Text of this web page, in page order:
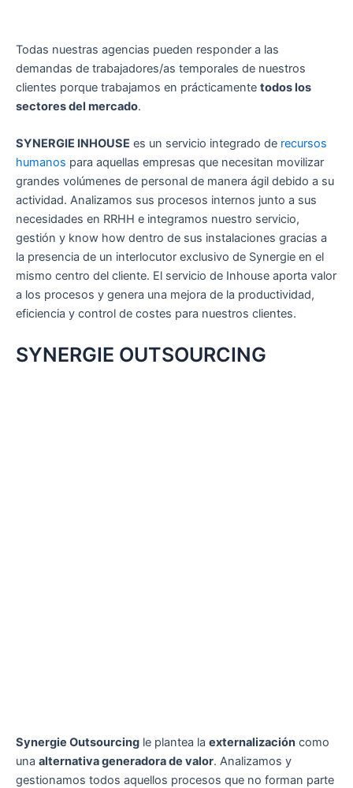
Todas nuestras agencias pueden responder a las
demandas de trabajadores/as temporales de nuestros
clientes porque trabajamos en prácticamente todos los
sectores del mercado.
SYNERGIE INHOUSE es un servicio integrado de recursos
humanos para aquellas empresas que necesitan movilizar
grandes volúmenes de personal de manera ágil debido a su
actividad. Analizamos sus procesos internos junto a sus
necesidades en RRHH e integramos nuestro servicio,
gestión y know how dentro de sus instalaciones gracias a
la presencia de un interlocutor exclusivo de Synergie en el
mismo centro del cliente. El servicio de Inhouse aporta valor
a los procesos y genera una mejora de la productividad,
eficiencia y control de costes para nuestros clientes.
SYNERGIE OUTSOURCING
Synergie Outsourcing le plantea la externalización como
una alternativa generadora de valor. Analizamos y
gestionamos todos aquellos procesos que no forman parte